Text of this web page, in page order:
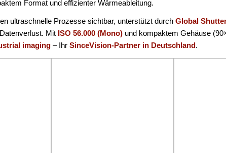
Format und effizienter Wärmeableitung.
ultraschnelle Prozesse sichtbar, unterstützt durch Global
Mit ISO 56.000 (Mono) und kompaktem Gehäuse
imaging – Ihr SinceVision-Partner in Deutschland.